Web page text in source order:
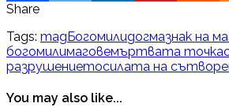
Share
Tags: magБогомилидогмазнак на
богомилимаговемъртвата точка
разрушениетосилата на
You may also like...